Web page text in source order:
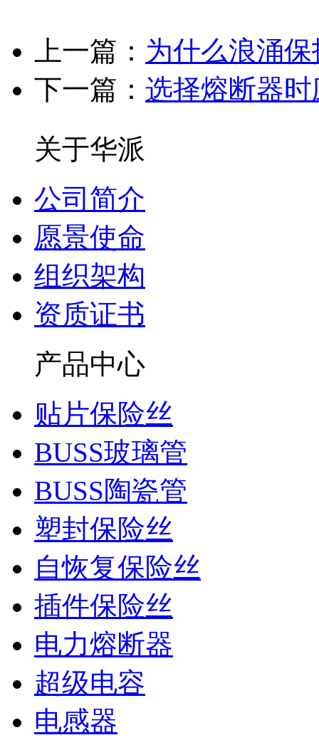
上一篇： 为什么浪涌
下一篇： 选择熔断器
关于华派
公司简介
愿景使命
组织架构
资质证书
产品中心
贴片保险丝
BUSS玻璃管
BUSS陶瓷管
塑封保险丝
自恢复保险丝
插件保险丝
电力熔断器
超级电容
电感器